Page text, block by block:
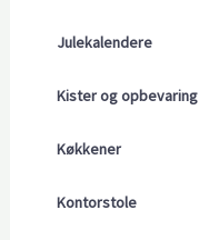
Julekalendere
Kister og opbevaring
Køkkener
Kontorstole